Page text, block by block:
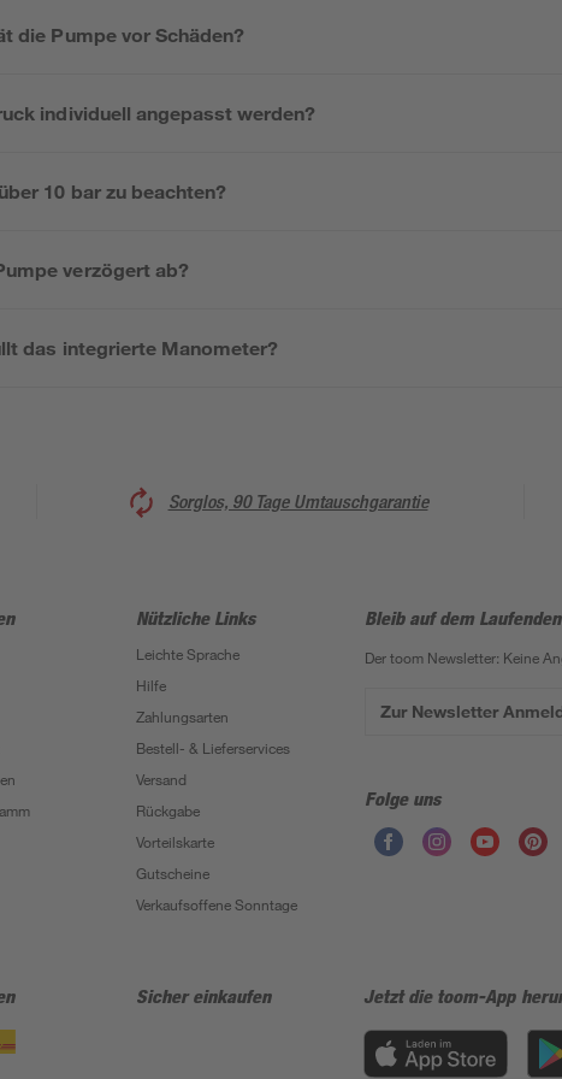
die Pumpe vor Schäden?
individuell angepasst werden?
10 bar zu beachten?
verzögert ab?
das integrierte Manometer?
Sorglos, 90 Tage Umtauschgarantie
Nützliche Links
Leichte Sprache
Hilfe
Zahlungsarten
Bestell- & Lieferservices
Versand
Rückgabe
Vorteilskarte
Gutscheine
Verkaufsoffene Sonntage
Bleib auf dem
Der toom Newsletter: Keine
Zur Newsletter
Folge uns
Sicher einkaufen Jetzt die toom-App